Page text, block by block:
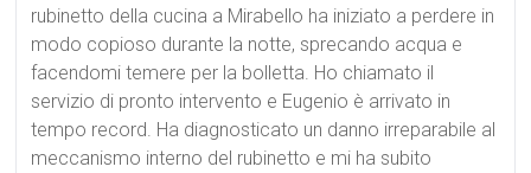
rubinetto della cucina a Mirabello ha iniziato a perdere in
modo copioso durante la notte, sprecando acqua e
facendomi temere per la bolletta. Ho chiamato il
servizio di pronto intervento e Eugenio è arrivato in
tempo record. Ha diagnosticato un danno irreparabile al
meccanismo interno del rubinetto e mi ha subito